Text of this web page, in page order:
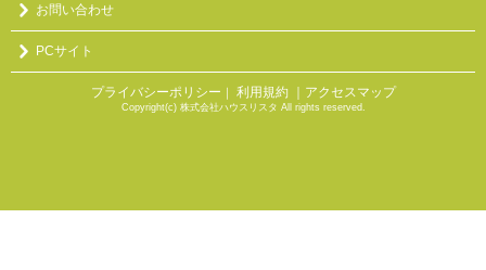
お問い合わせ
PCサイト
プライバシーポリシー ｜ 利用規約 ｜アクセスマップ
Copyright(c) 株式会社ハウスリスタ All rights reserved.